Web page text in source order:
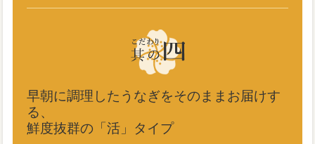
早朝に調理したうなぎをそのままお届けす
る、
鮮度抜群の「活」タイプ